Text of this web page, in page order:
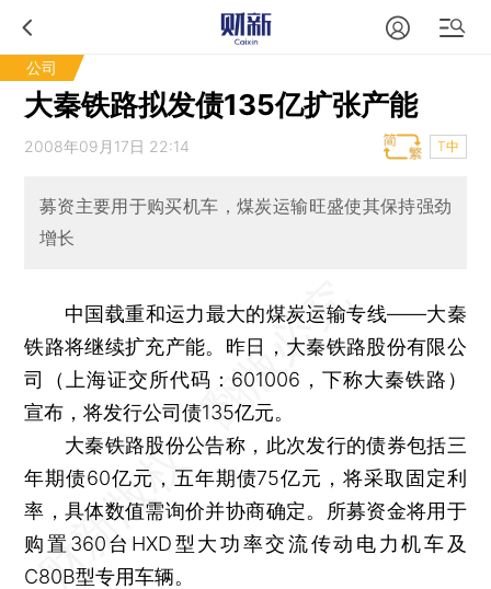
公司
大秦铁路拟发债135亿扩张产能
2008年09月17日 22:14 T中
募资主要用于购买机车，煤炭运输旺盛使其保持强劲
增长
中国载重和运力最大的煤炭运输专线——大秦
铁路将继续扩充产能。昨日，大秦铁路股份有限公
司（上海证交所代码：601006，下称大秦铁路）
宣布，将发行公司债135亿元。
大秦铁路股份公告称，此次发行的债券包括三
年期债60亿元，五年期债75亿元，将采取固定利
率，具体数值需询价并协商确定。所募资金将用于
购置360台HXD型大功率交流传动电力机车及
C80B型专用车辆。